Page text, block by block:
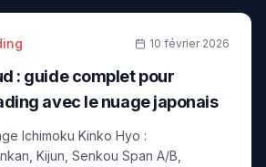
10 février 2026
: guide complet pour
avec le nuage japonais
Ichimoku Kinko Hyo :
Kijun, Senkou Span A/B,